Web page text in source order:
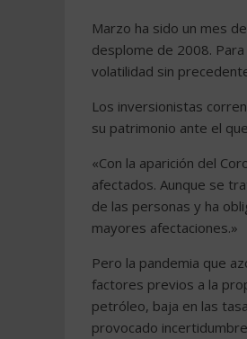
Marzo ha sido un mes
desplome de 2008.
volatilidad sin
Los inversionistas
su patrimonio ante el
«Con la aparición del
afectados. Aunque se
de las personas y ha
mayores afectaciones.»
Pero la pandemia que
factores previos a la
petróleo, baja en las
provocado